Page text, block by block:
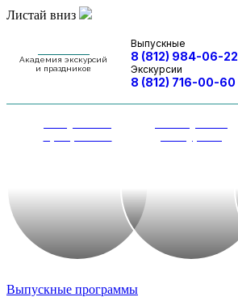
Листай вниз
Академия экскурсий
и праздников
Выпускные
8 (812) 984-06-22
Экскурсии
8 (812) 716-00-60
Выпускные программы